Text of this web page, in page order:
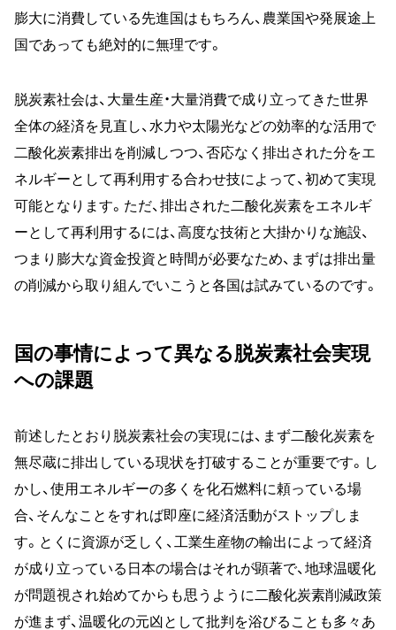
膨大に消費している先進国はもちろん、農業国や発展途上
国であっても絶対的に無理です。
脱炭素社会は、大量生産・大量消費で成り立ってきた世界
全体の経済を見直し、水力や太陽光などの効率的な活用で
二酸化炭素排出を削減しつつ、否応なく排出された分をエ
ネルギーとして再利用する合わせ技によって、初めて実現
可能となります。ただ、排出された二酸化炭素をエネルギ
ーとして再利用するには、高度な技術と大掛かりな施設、
つまり膨大な資金投資と時間が必要なため、まずは排出量
の削減から取り組んでいこうと各国は試みているのです。
国の事情によって異なる脱炭素社会実現
への課題
前述したとおり脱炭素社会の実現には、まず二酸化炭素を
無尽蔵に排出している現状を打破することが重要です。し
かし、使用エネルギーの多くを化石燃料に頼っている場
合、そんなことをすれば即座に経済活動がストップしま
す。とくに資源が乏しく、工業生産物の輸出によって経済
が成り立っている日本の場合はそれが顕著で、地球温暖化
が問題視され始めてからも思うように二酸化炭素削減政策
が進まず、温暖化の元凶として批判を浴びることも多々あ